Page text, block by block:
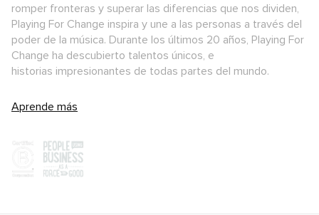
romper fronteras y superar las diferencias que nos dividen,
Playing For Change inspira y une a las personas a través del
poder de la música. Durante los últimos 20 años, Playing For
Change ha descubierto talentos únicos, e
historias impresionantes de todas partes del mundo.
Aprende más